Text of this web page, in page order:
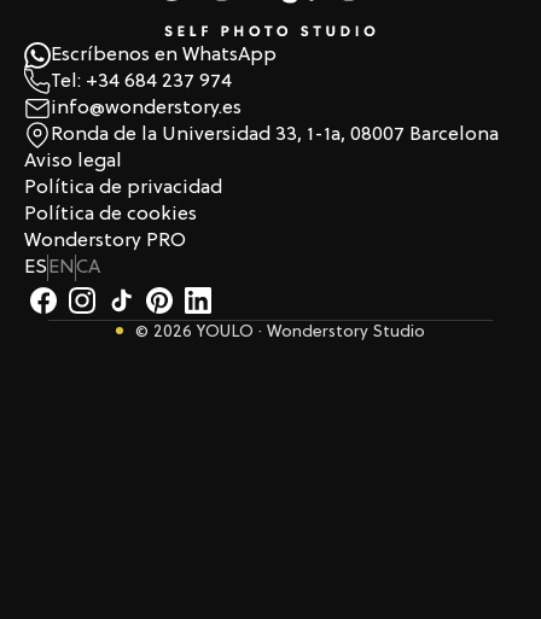
Escríbenos en WhatsApp
Tel: +34 684 237 974
info@wonderstory.es
Ronda de la Universidad 33, 1-1a, 08007 Barcelona
Aviso legal
Política de privacidad
Política de cookies
Wonderstory PRO
ESENCA
© 2026 YOULO · Wonderstory Studio